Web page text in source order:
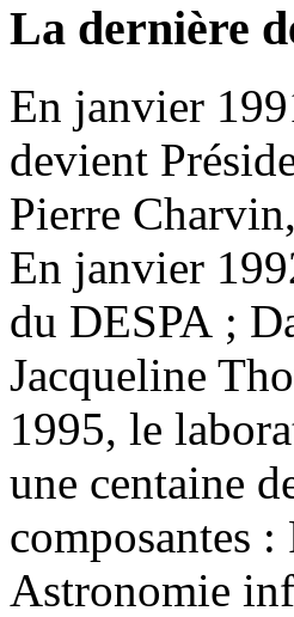
La dernière
En janvier
devient
Pierre
En janvier
du DESPA ;
Jacqueline
1995, le
une centaine
composantes
Astronomie